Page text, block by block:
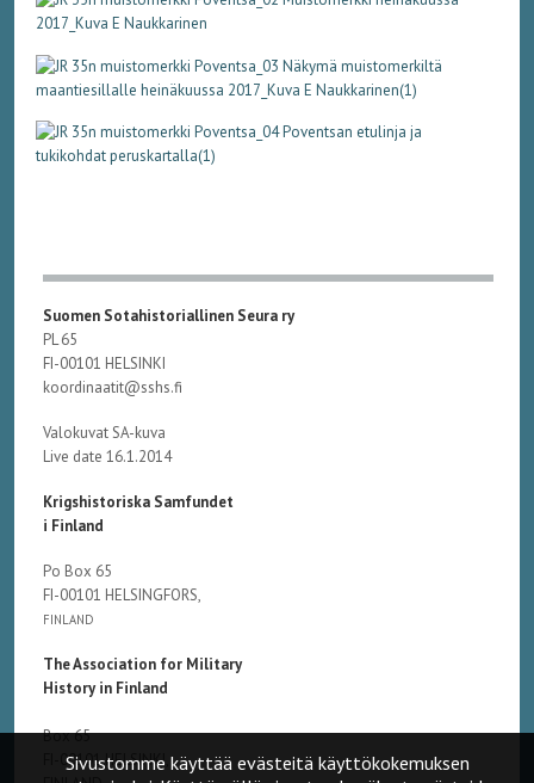
Suomen Sotahistoriallinen Seura ry
PL 65
FI-00101 HELSINKI
koordinaatit@sshs.fi
Valokuvat SA-kuva
Live date 16.1.2014
Krigshistoriska Samfundet
i Finland
Po Box 65
FI-00101 HELSINGFORS,
FINLAND
The Association for Military
History in Finland
Box 65
FI-00101 HELSINKI,
Sivustomme käyttää evästeitä käyttökokemuksen